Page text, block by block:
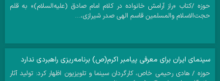
حوزه /کتاب «راز آرامش خانواده در کلام امام صادق (علیه‌السلام)» به قلم
حجت‌الاسلام والمسلمین قاسم الهی صدر شیرازی،…
سینمای ایران برای معرفی پیامبر اکرم(ص) برنامه‌ریزی راهبردی ندارد
حوزه / هادی رحیمی خاص، کارگردان سینما و تلویزیون اظهار کرد: تولید آثار